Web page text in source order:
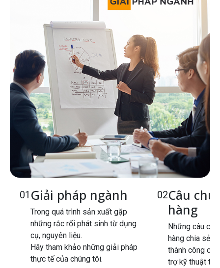
01 Giải pháp ngành
Trong quá trình sản xuất gặp
những rắc rối phát sinh từ dụng
cụ, nguyên liệu.
Hãy tham khảo những giải pháp
thực tế của chúng tôi.
02Câu
hàng
Những câu
hàng chia sẻ
thành công
trợ kỹ thuật từ